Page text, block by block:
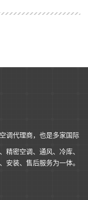
调代理商，也是多家国际
精密空调、通风、冷库、
安装、售后服务为一体。